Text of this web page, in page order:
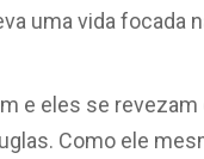
uma vida focada
e eles se
Como ele